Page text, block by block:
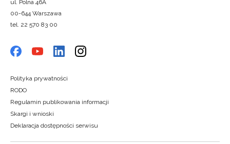
ul. Polna 46A
00-644 Warszawa
tel. 22 570 83 00
Polityka prywatności
RODO
Regulamin publikowania informacji
Skargi i wnioski
Deklaracja dostępności serwisu